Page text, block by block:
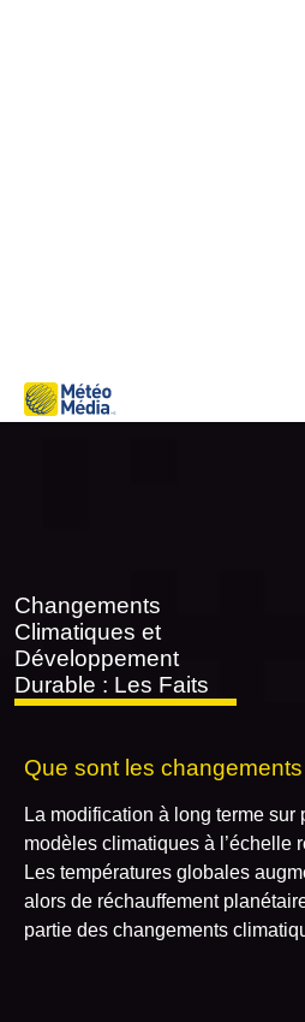
Changements
Climatiques et
Développement
Durable : Les Faits
Que sont les
La modification à long terme
modèles climatiques à l’échelle
Les températures globales
alors de réchauffement
partie des changements